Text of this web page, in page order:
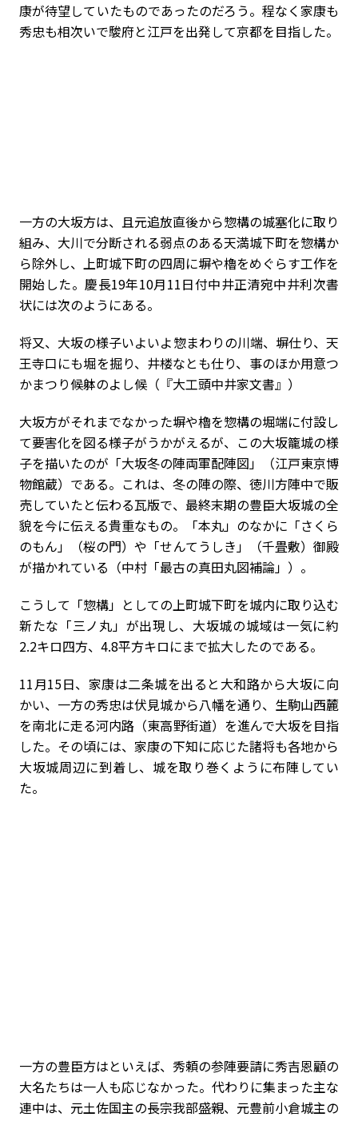
康が待望していたものであったのだろう。程なく家康も
秀忠も相次いで駿府と江戸を出発して京都を目指した。
一方の大坂方は、且元追放直後から惣構の城塞化に取り
組み、大川で分断される弱点のある天満城下町を惣構か
ら除外し、上町城下町の四周に塀や櫓をめぐらす工作を
開始した。慶長19年10月11日付中井正清宛中井利次書
状には次のようにある。
将又、大坂の様子いよいよ惣まわりの川端、塀仕り、天
王寺口にも堀を掘り、井楼なとも仕り、事のほか用意つ
かまつり候躰のよし候（『大工頭中井家文書』）
大坂方がそれまでなかった塀や櫓を惣構の堀端に付設し
て要害化を図る様子がうかがえるが、この大坂籠城の様
子を描いたのが「大坂冬の陣両軍配陣図」（江戸東京博
物館蔵）である。これは、冬の陣の際、徳川方陣中で販
売していたと伝わる瓦版で、最終末期の豊臣大坂城の全
貌を今に伝える貴重なもの。「本丸」のなかに「さくら
のもん」（桜の門）や「せんてうしき」（千畳敷）御殿
が描かれている（中村「最古の真田丸図補論」）。
こうして「惣構」としての上町城下町を城内に取り込む
新たな「三ノ丸」が出現し、大坂城の城域は一気に約
2.2キロ四方、4.8平方キロにまで拡大したのである。
11月15日、家康は二条城を出ると大和路から大坂に向
かい、一方の秀忠は伏見城から八幡を通り、生駒山西麓
を南北に走る河内路（東高野街道）を進んで大坂を目指
した。その頃には、家康の下知に応じた諸将も各地から
大坂城周辺に到着し、城を取り巻くように布陣してい
た。
一方の豊臣方はといえば、秀頼の参陣要請に秀吉恩顧の
大名たちは一人も応じなかった。代わりに集まった主な
連中は、元土佐国主の長宗我部盛親、元豊前小倉城主の